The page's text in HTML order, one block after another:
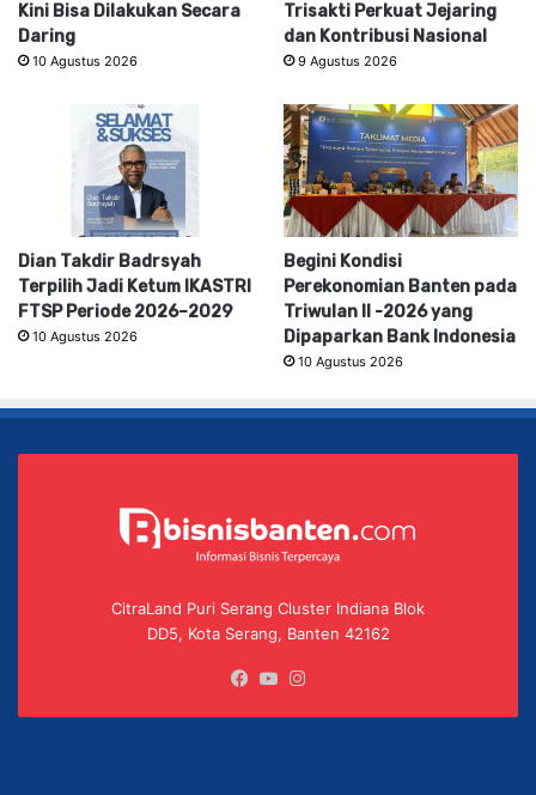
Kini Bisa Dilakukan Secara
Daring
10 Agustus 2026
Trisakti Perkuat Jejaring
dan Kontribusi Nasional
9 Agustus 2026
Dian Takdir Badrsyah
Terpilih Jadi Ketum IKASTRI
FTSP Periode 2026–2029
10 Agustus 2026
Begini Kondisi
Perekonomian Banten pada
Triwulan II -2026 yang
Dipaparkan Bank Indonesia
10 Agustus 2026
CitraLand Puri Serang Cluster Indiana Blok
DD5, Kota Serang, Banten 42162
Facebook
YouTube